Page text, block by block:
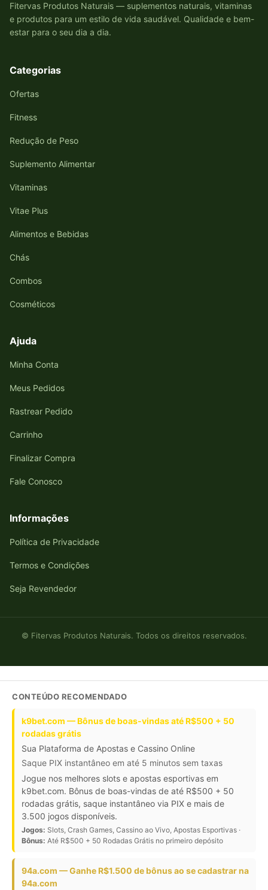
Fitervas Produtos Naturais — suplementos naturais, vitaminas
e produtos para um estilo de vida saudável. Qualidade e bem-
estar para o seu dia a dia.
Categorias
Ofertas
Fitness
Redução de Peso
Suplemento Alimentar
Vitaminas
Vitae Plus
Alimentos e Bebidas
Chás
Combos
Cosméticos
Ajuda
Minha Conta
Meus Pedidos
Rastrear Pedido
Carrinho
Finalizar Compra
Fale Conosco
Informações
Política de Privacidade
Termos e Condições
Seja Revendedor
© Fitervas Produtos Naturais. Todos os direitos reservados.
CONTEÚDO RECOMENDADO
k9bet.com — Bônus de boas-vindas até R$500 + 50
rodadas grátis
Sua Plataforma de Apostas e Cassino Online
Saque PIX instantâneo em até 5 minutos sem taxas
Jogue nos melhores slots e apostas esportivas em
k9bet.com. Bônus de boas-vindas de até R$500 + 50
rodadas grátis, saque instantâneo via PIX e mais de
3.500 jogos disponíveis.
Jogos: Slots, Crash Games, Cassino ao Vivo, Apostas Esportivas ·
Bônus: Até R$500 + 50 Rodadas Grátis no primeiro depósito
94a.com — Ganhe R$1.500 de bônus ao se cadastrar na
94a.com